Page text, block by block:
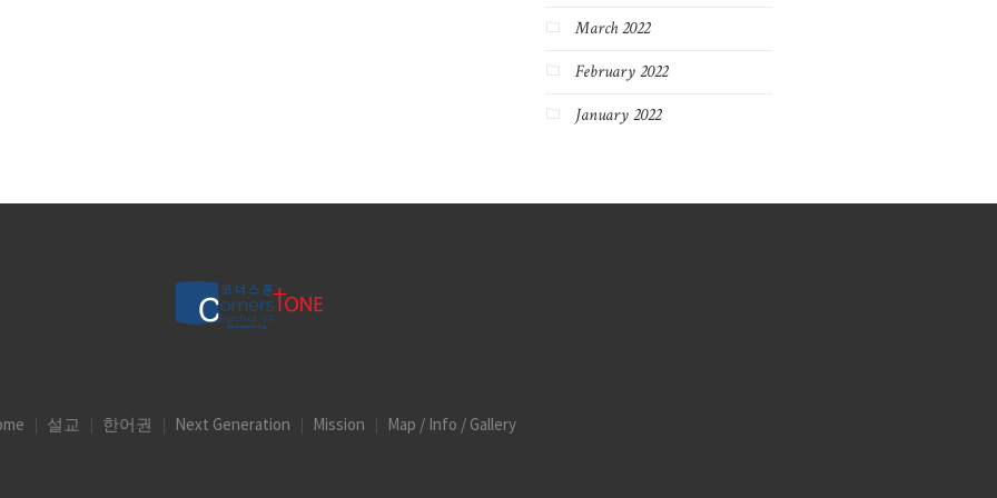
March 2022
February 2022
January 2022
설교 한어권 Next Generation Mission Map / Info / Gallery